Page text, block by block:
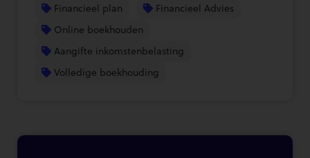
Financieel plan
Financieel Advies
Online boekhouden
Aangifte inkomstenbelasting
Volledige boekhouding